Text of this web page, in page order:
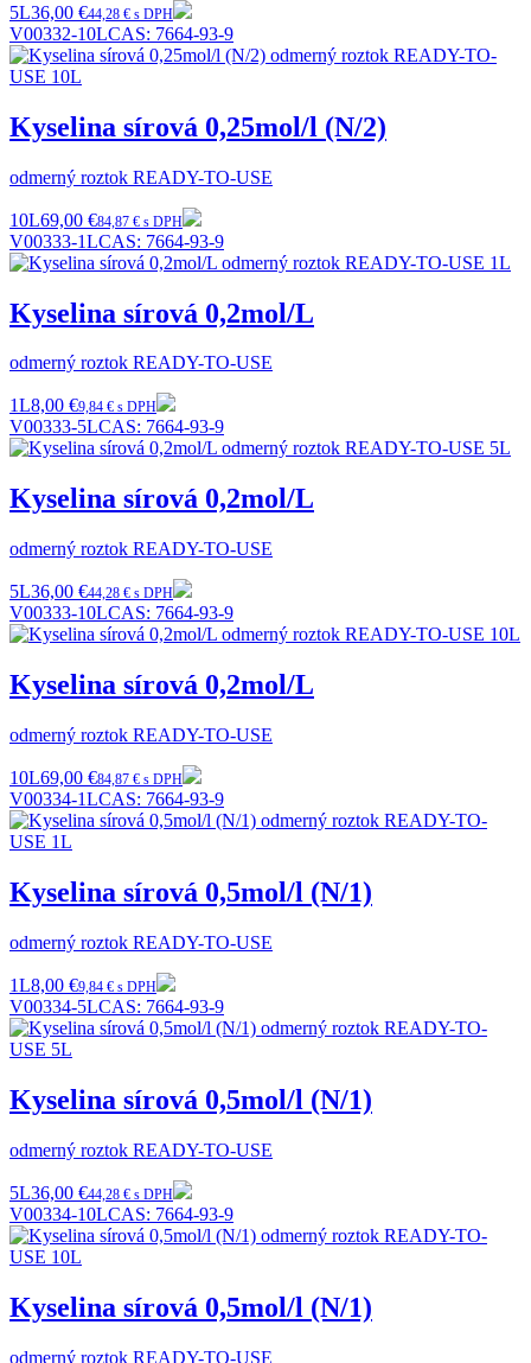
5L36,00 €44,28 € s DPH
V00332-10LCAS: 7664-93-9
Kyselina sírová 0,25mol/l (N/2)
odmerný roztok READY-TO-USE
10L69,00 €84,87 € s DPH
V00333-1LCAS: 7664-93-9
Kyselina sírová 0,2mol/L
odmerný roztok READY-TO-USE
1L8,00 €9,84 € s DPH
V00333-5LCAS: 7664-93-9
Kyselina sírová 0,2mol/L
odmerný roztok READY-TO-USE
5L36,00 €44,28 € s DPH
V00333-10LCAS: 7664-93-9
Kyselina sírová 0,2mol/L
odmerný roztok READY-TO-USE
10L69,00 €84,87 € s DPH
V00334-1LCAS: 7664-93-9
Kyselina sírová 0,5mol/l (N/1)
odmerný roztok READY-TO-USE
1L8,00 €9,84 € s DPH
V00334-5LCAS: 7664-93-9
Kyselina sírová 0,5mol/l (N/1)
odmerný roztok READY-TO-USE
5L36,00 €44,28 € s DPH
V00334-10LCAS: 7664-93-9
Kyselina sírová 0,5mol/l (N/1)
odmerný roztok READY-TO-USE